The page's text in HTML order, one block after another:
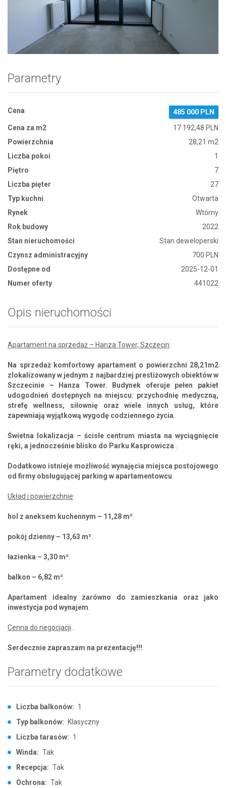
Zdjęcie 1
Parametry
Cena
485 000 PLN
Cena za m2
17 192,48 PLN
Powierzchnia
28,21 m2
Liczba pokoi
1
Piętro
7
Liczba pięter
27
Typ kuchni
Otwarta
Rynek
Wtórny
Rok budowy
2022
Stan nieruchomości
Stan deweloperski
Czynsz administracyjny
700 PLN
Dostępne od
2025-12-01
Numer oferty
441022
Opis nieruchomości
Apartament na sprzedaż – Hanza Tower, Szczecin
Na sprzedaż komfortowy apartament o powierzchni 28,21m2
zlokalizowany w jednym z najbardziej prestiżowych obiektów w
Szczecinie – Hanza Tower. Budynek oferuje pełen pakiet
udogodnień dostępnych na miejscu: przychodnię medyczną,
strefę wellness, siłownię oraz wiele innych usług, które
zapewniają wyjątkową wygodę codziennego życia
Świetna lokalizacja – ścisłe centrum miasta na wyciągnięcie
ręki, a jednocześnie blisko do Parku Kasprowicza
Dodatkowo istnieje możliwość wynajęcia miejsca postojowego
od firmy obsługującej parking w apartamentowcu
Układ i powierzchnie:
hol z aneksem kuchennym – 11,28 m²
pokój dzienny – 13,63 m²
łazienka – 3,30 m²
balkon – 6,82 m²
Apartament idealny zarówno do zamieszkania oraz jako
inwestycja pod wynajem
Cenna do negocjacji
Serdecznie zapraszam na prezentację!!!
Parametry dodatkowe
Liczba balkonów: 1
Typ balkonów: Klasyczny
Liczba tarasów: 1
Winda: Tak
Recepcja: Tak
Ochrona: Tak